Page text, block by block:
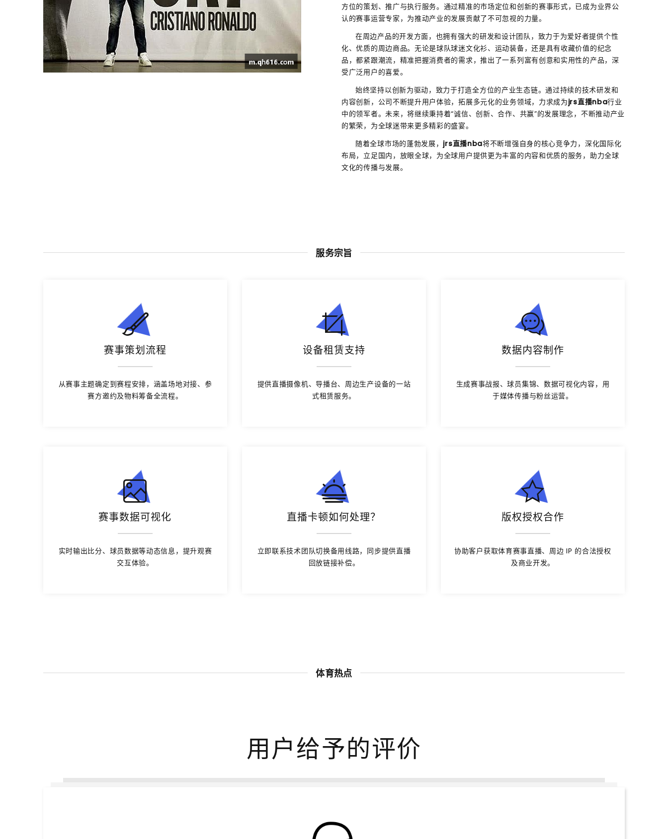
方位的策划、推广与执行服务。通过精准的市场定位和创新的赛事形式，已成为业界公
认的赛事运营专家，为推动产业的发展贡献了不可忽视的力量。
在周边产品的开发方面，也拥有强大的研发和设计团队，致力于为爱好者提供个性
化、优质的周边商品。无论是球队球迷文化衫、运动装备，还是具有收藏价值的纪念
品，都紧跟潮流，精准把握消费者的需求，推出了一系列富有创意和实用性的产品，深
受广泛用户的喜爱。
始终坚持以创新为驱动，致力于打造全方位的产业生态链。通过持续的技术研发和
内容创新，公司不断提升用户体验，拓展多元化的业务领域，力求成为jrs直播nba行业
中的领军者。未来，将继续秉持着“诚信、创新、合作、共赢”的发展理念，不断推动产业
的繁荣，为全球迷带来更多精彩的盛宴。
随着全球市场的蓬勃发展， jrs直播nba将不断增强自身的核心竞争力，深化国际化
布局，立足国内，放眼全球，为全球用户提供更为丰富的内容和优质的服务，助力全球
文化的传播与发展。
服务宗旨
赛事策划流程
从赛事主题确定到赛程安排，涵盖场地对接、参
赛方邀约及物料筹备全流程。
设备租赁支持
提供直播摄像机、导播台、周边生产设备的一站
式租赁服务。
数据内容制作
生成赛事战报、球员集锦、数据可视化内容，用
于媒体传播与粉丝运营。
赛事数据可视化
实时输出比分、球员数据等动态信息，提升观赛
交互体验。
直播卡顿如何处理？
立即联系技术团队切换备用线路，同步提供直播
回放链接补偿。
版权授权合作
协助客户获取体育赛事直播、周边 IP 的合法授权
及商业开发。
体育热点
用户给予的评价